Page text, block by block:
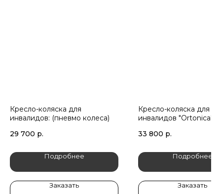
Кресло-коляска для
инвалидов: (пневмо колеса)
29 700 р.
Подробнее
Заказать
Кресло-коляска для
инвалидов "Ortonica"
33 800 р.
Подробнее
Заказать